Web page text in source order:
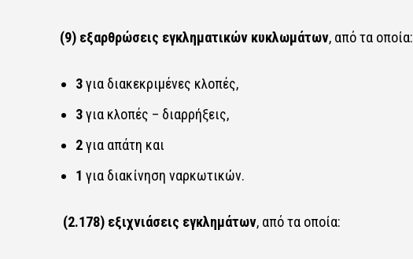
(9) εξαρθρώσεις εγκληματικών κυκλωμάτων, από τα οποία:
3 για διακεκριμένες κλοπές,
3για κλοπές – διαρρήξεις,
2για απάτη και
1 για διακίνηση ναρκωτικών.
(2.178) εξιχνιάσεις εγκλημάτων, από τα οποία: